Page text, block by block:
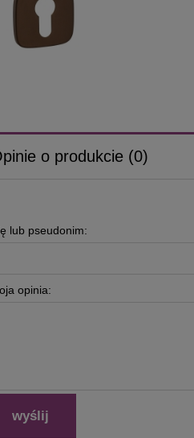
o produkcie (0)
lub pseudonim:
opinia:
wyślij